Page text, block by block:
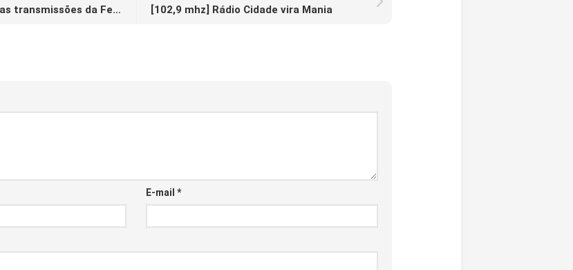
[102,9 mhz] Rádio Cidade vira Mania
[92,9 mhz] Início das transmissões da Feliz FM
E-mail *